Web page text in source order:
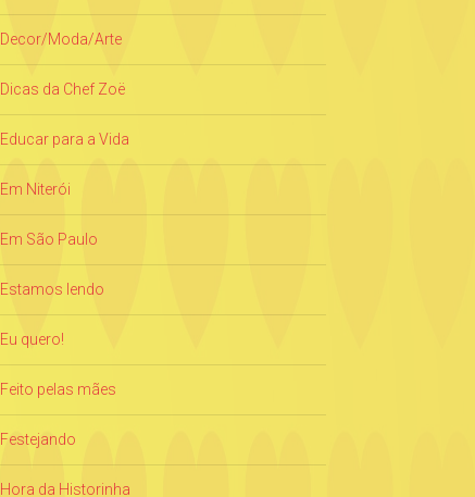
Decor/Moda/Arte
Dicas da Chef Zoë
Educar para a Vida
Em Niterói
Em São Paulo
Estamos lendo
Eu quero!
Feito pelas mães
Festejando
Hora da Historinha